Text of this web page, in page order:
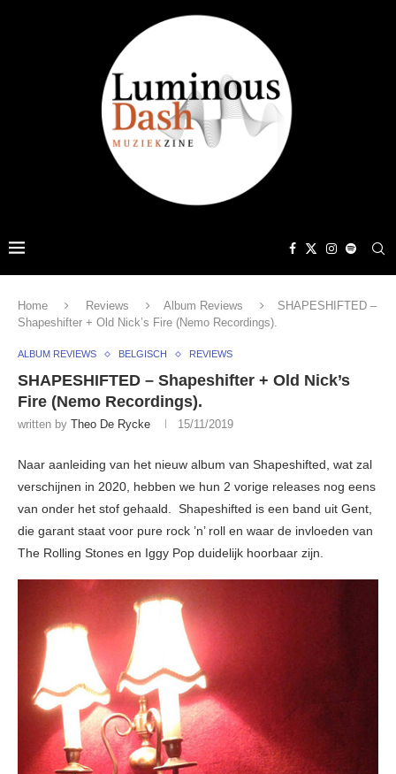
Home Reviews Album Reviews
SHAPESHIFTED –
Shapeshifter + Old Nick’s Fire (Nemo Recordings).
ALBUM REVIEWS BELGISCH REVIEWS
SHAPESHIFTED – Shapeshifter + Old Nick’s
Fire (Nemo Recordings).
written by Theo De Rycke 15/11/2019
Naar aanleiding van het nieuw album van Shapeshifted, wat zal
verschijnen in 2020, hebben we hun 2 vorige releases nog eens
van onder het stof gehaald. Shapeshifted is een band uit Gent,
die garant staat voor pure rock ’n’ roll en waar de invloeden van
The Rolling Stones en Iggy Pop duidelijk hoorbaar zijn.